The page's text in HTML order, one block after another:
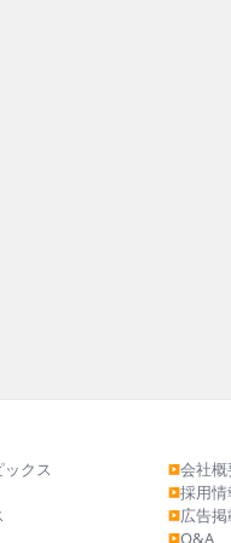
クス ▶会社概
▶採用情
▶広告
▶Q&A